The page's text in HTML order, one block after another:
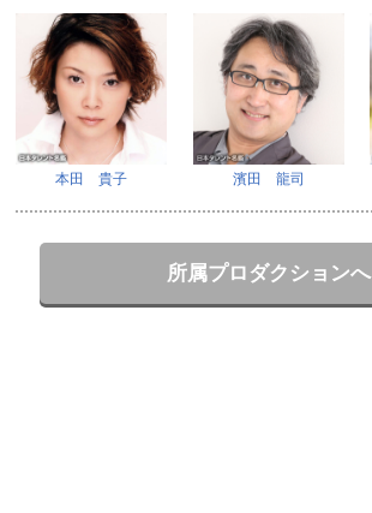
本田 貴子 濱田 龍司
所属プロダクションへ